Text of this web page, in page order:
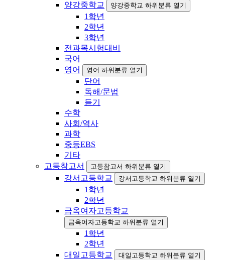
양강중학교
양강중학교 하위분류 열기
1학년
2학년
3학년
전과목시험대비
국어
영어
영어 하위분류 열기
단어
독해/문법
듣기
수학
사회/역사
과학
중등EBS
기타
고등참고서
고등참고서 하위분류 열기
강서고등학교 강서고등학교 하위분류 열기
1학년
2학년
금옥여자고등학교
금옥여자고등학교 하위분류 열기
1학년
2학년
대일고등학교
대일고등학교 하위분류 열기